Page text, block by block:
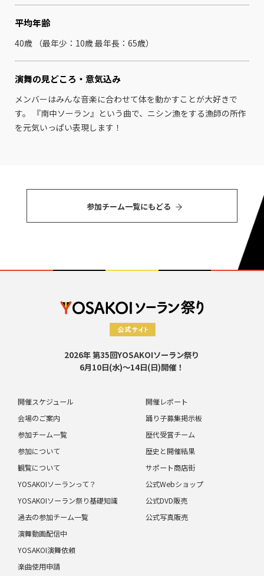
平均年齢
40歳 （最年少：10歳 最年⻑：65歳）
演舞の見どころ・ 意気込み
メンバーはみんな音楽に合わせて体を動かすことが大好きで
す。 『南中ソーラン』という曲で、ニシン漁をする漁師の所作
を元気いっぱい表現します！
参加チーム⼀覧にもどる
2026年 第35回YOSAKOIソーラン祭り
6月10日(水)～14日(日)開催！
開催スケジュール
会場のご案内
参加チーム一覧
参加について
観覧について
開催レポート
踊り子募集掲示板
歴代受賞チーム
歴史と開催結果
サポート商店街
YOSAKOIソーランって？
YOSAKOIソーラン祭り基礎知識
過去の参加チーム一覧
演舞動画配信中
公式Webショップ
公式DVD販売
公式写真販売
YOSAKOI演舞依頼
楽曲使用申請